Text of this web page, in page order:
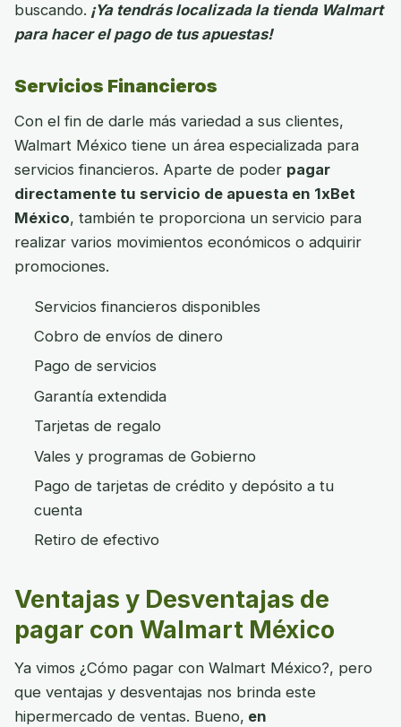
buscando. ¡Ya tendrás localizada la tienda Walmart
para hacer el pago de tus apuestas!
Servicios Financieros
Con el fin de darle más variedad a sus clientes,
Walmart México tiene un área especializada para
servicios financieros. Aparte de poder pagar
directamente tu servicio de apuesta en 1xBet
México, también te proporciona un servicio para
realizar varios movimientos económicos o adquirir
promociones.
Servicios financieros disponibles
Cobro de envíos de dinero
Pago de servicios
Garantía extendida
Tarjetas de regalo
Vales y programas de Gobierno
Pago de tarjetas de crédito y depósito a tu
cuenta
Retiro de efectivo
Ventajas y Desventajas de
pagar con Walmart México
Ya vimos ¿Cómo pagar con Walmart México?, pero
que ventajas y desventajas nos brinda este
hipermercado de ventas. Bueno, en